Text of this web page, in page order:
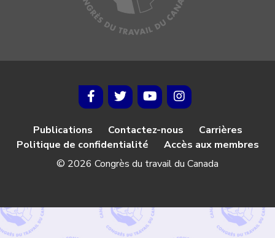
Publications Contactez-nous
Carrières
Politique de confidentialité
Accès aux membres
© 2026 Congrès du travail du Canada